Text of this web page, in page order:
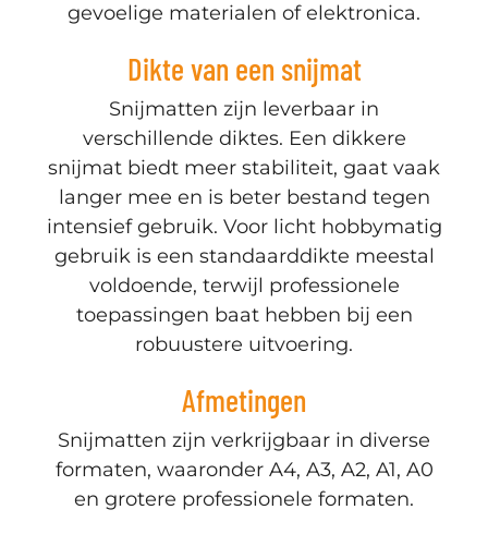
gevoelige materialen of elektronica.
Dikte van een snijmat
Snijmatten zijn leverbaar in
verschillende diktes. Een dikkere
snijmat biedt meer stabiliteit, gaat vaak
langer mee en is beter bestand tegen
intensief gebruik. Voor licht hobbymatig
gebruik is een standaarddikte meestal
voldoende, terwijl professionele
toepassingen baat hebben bij een
robuustere uitvoering.
Afmetingen
Snijmatten zijn verkrijgbaar in diverse
formaten, waaronder A4, A3, A2, A1, A0
en grotere professionele formaten.